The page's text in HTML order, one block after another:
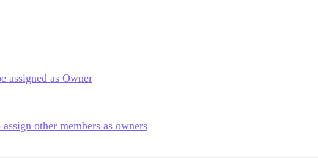
assigned as Owner
other members as owners